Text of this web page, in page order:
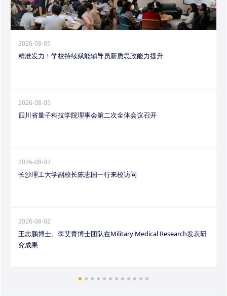
2026-08-05
精准发力！学校持续赋能辅导员新质思政能力提升
2026-08-05
四川省量子科技学院理事会第二次全体会议召开
2026-08-02
长沙理工大学副校长陈志国一行来校访问
2026-08-02
王志鹏博士、李艾青博士团队在Military Medical Research发表研
究成果